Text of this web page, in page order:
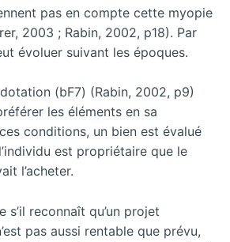
pas en compte cette myopie
2003 ; Rabin, 2002, p18). Par
évoluer suivant les époques.
(bF7) (Rabin, 2002, p9)
les éléments en sa
conditions, un bien est évalué
est propriétaire que le
l’acheter.
s’il reconnaît qu’un projet
pas aussi rentable que prévu,